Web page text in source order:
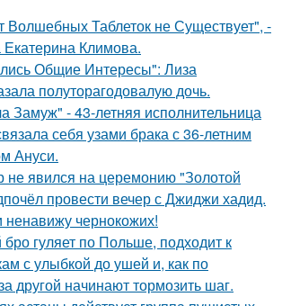
Волшебных Таблеток не Существует", -
Екатерина Климова.
Общие Интересы": Лиза
полуторагодовалую дочь.
Замуж" - 43-летняя исполнительница
себя узами брака с 36-летним
Ануси.
не явился на церемонию "Золотой
провести вечер с Джиджи хадид.
ненавижу чернокожих!
гуляет по Польше, подходит к
с улыбкой до ушей и, как по
другой начинают тормозить шаг.